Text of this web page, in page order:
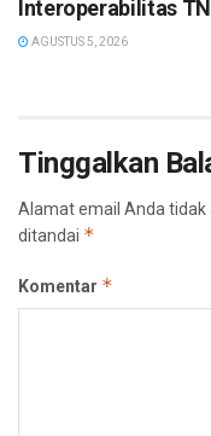
Interoperabilitas TNI
AGUSTUS 5, 2026
Tinggalkan
Alamat email Anda tidak
ditandai *
Komentar *